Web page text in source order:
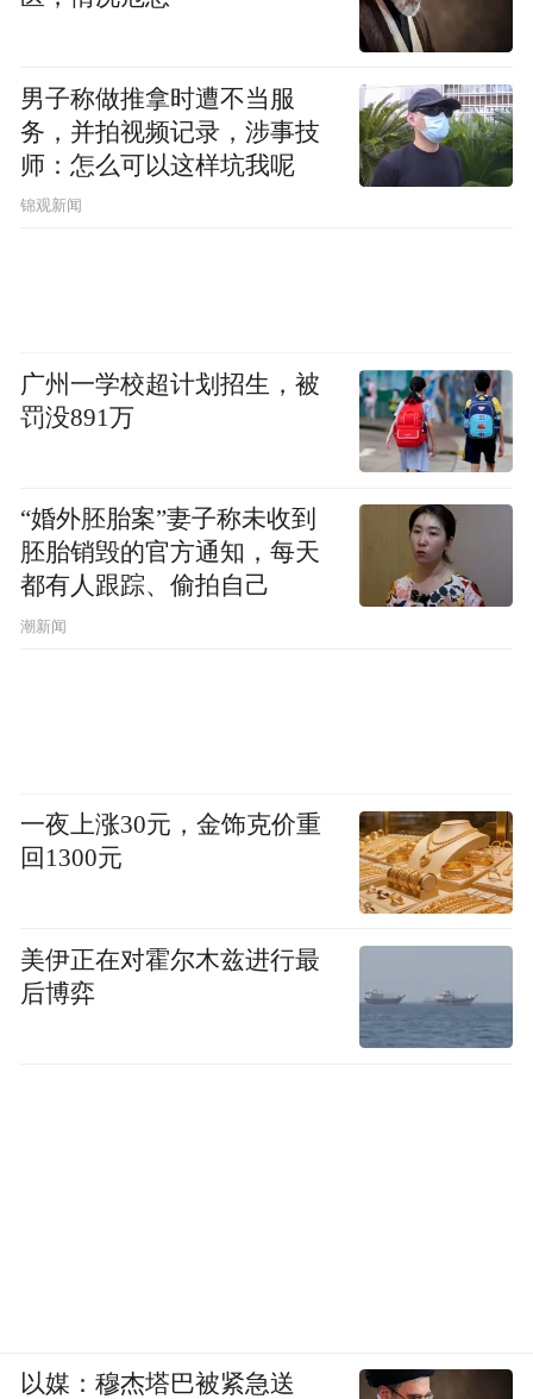
男子称做推拿时遭不当服
务，并拍视频记录，涉事技
师：怎么可以这样坑我呢
锦观新闻
广州一学校超计划招生，被
罚没891万
“婚外胚胎案”妻子称未收到
胚胎销毁的官方通知，每天
都有人跟踪、偷拍自己
潮新闻
一夜上涨30元，金饰克价重
回1300元
美伊正在对霍尔木兹进行最
后博弈
以媒：穆杰塔巴被紧急送